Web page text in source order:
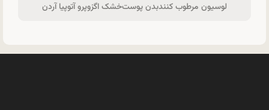
لوسیون مرطوب کنندبدن پوست‌خشک اگزوپرو آتوپیا آردن